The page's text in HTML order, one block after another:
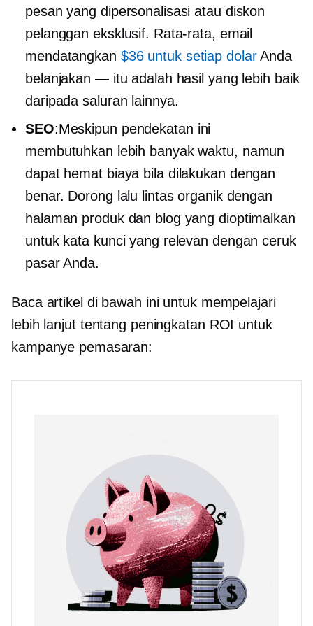
pesan yang dipersonalisasi atau diskon
pelanggan eksklusif. Rata-rata, email
mendatangkan $36 untuk setiap dolarAnda
belanjakan — itu adalah hasil yang lebih baik
daripada saluran lainnya.
SEO:Meskipun pendekatan ini
membutuhkan lebih banyak waktu, namun
dapat hemat biaya bila dilakukan dengan
benar. Dorong lalu lintas organik dengan
halaman produk dan blog yang dioptimalkan
untuk kata kunci yang relevan dengan ceruk
pasar Anda.
Baca artikel di bawah ini untuk mempelajari
lebih lanjut tentang peningkatan ROI untuk
kampanye pemasaran: